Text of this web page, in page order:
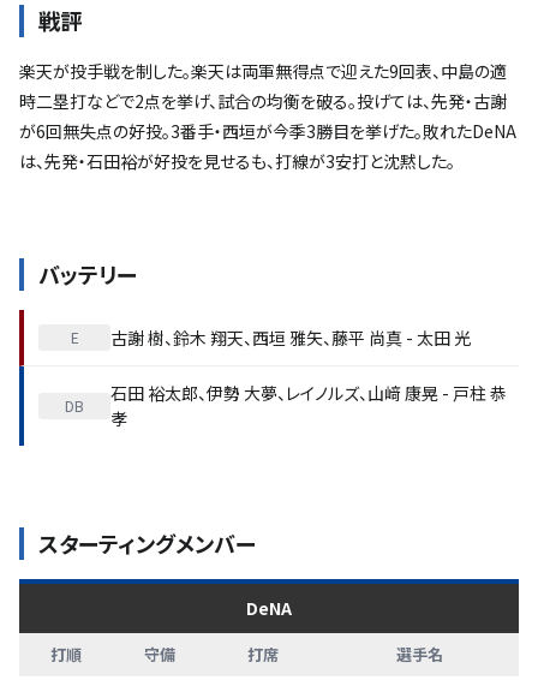
戦評
楽天が投手戦を制した。楽天は両軍無得点で迎えた9回表、中島の適
時二塁打などで2点を挙げ、試合の均衡を破る。投げては、先発・古謝
が6回無失点の好投。3番手・西垣が今季3勝目を挙げた。敗れたDeNA
は、先発・石田裕が好投を見せるも、打線が3安打と沈黙した。
バッテリー
E 古謝 樹、鈴木 翔天、 西垣 雅矢、藤平 尚真 - 太田 光
DB
石田 裕太郎、伊勢 大夢、 レイノルズ、山﨑 康晃 - 戸柱 恭
孝
スターティングメンバー
DeNA
打順 守備 打席
選手名